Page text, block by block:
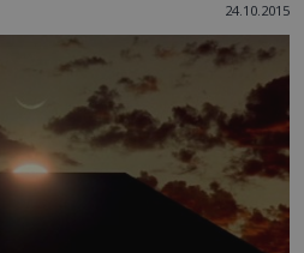
24.10.2015